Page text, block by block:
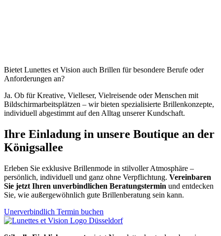
Bietet Lunettes et Vision auch Brillen für besondere Berufe oder
Anforderungen an?
Ja. Ob für Kreative, Vielleser, Vielreisende oder Menschen mit
Bildschirmarbeitsplätzen – wir bieten spezialisierte Brillenkonzepte,
individuell abgestimmt auf den Alltag unserer Kundschaft.
Ihre Einladung in unsere Boutique an der
Königsallee
Erleben Sie exklusive Brillenmode in stilvoller Atmosphäre –
persönlich, individuell und ganz ohne Verpflichtung. Vereinbaren
Sie jetzt Ihren unverbindlichen Beratungstermin und entdecken
Sie, wie außergewöhnlich gute Brillenberatung sein kann.
Unerverbindlich Termin buchen